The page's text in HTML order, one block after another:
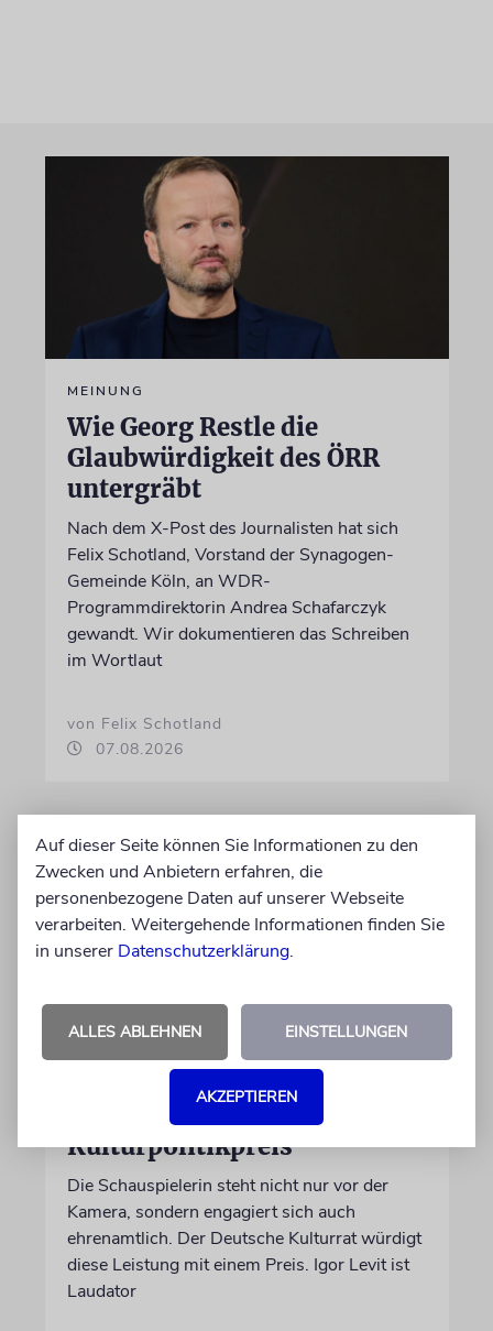
MEINUNG
Wie Georg Restle die
Glaubwürdigkeit des ÖRR
untergräbt
Nach dem X-Post des Journalisten hat sich
Felix Schotland, Vorstand der Synagogen-
Gemeinde Köln, an WDR-
Programmdirektorin Andrea Schafarczyk
gewandt. Wir dokumentieren das Schreiben
im Wortlaut
von Felix Schotland
07.08.2026
Einsatz gegen Judenhass:
Iris Berben erhält Deutschen
Kulturpolitikpreis
Die Schauspielerin steht nicht nur vor der
Kamera, sondern engagiert sich auch
ehrenamtlich. Der Deutsche Kulturrat würdigt
diese Leistung mit einem Preis. Igor Levit ist
Laudator
Auf dieser Seite können Sie Informationen zu den
Zwecken und Anbietern erfahren, die
personenbezogene Daten auf unserer Webseite
verarbeiten. Weitergehende Informationen finden Sie
in unserer Datenschutzerklärung.
ALLES ABLEHNEN EINSTELLUNGEN
AKZEPTIEREN